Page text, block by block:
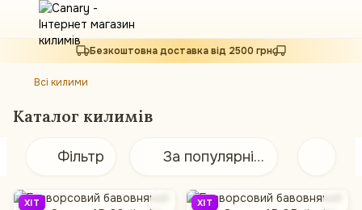
Безкоштовна доставка від 2500 грн
Всі килими
Каталог килимів
Фільтр За популярністю
ХІТ
ХІТ